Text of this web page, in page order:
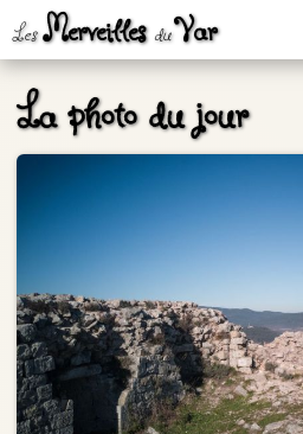
LesMerveillesduVar
La photo du jour